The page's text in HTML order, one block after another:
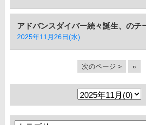
アドバンスダイバー続々誕生、のチ
2025年11月26日(水)
次のページ > »